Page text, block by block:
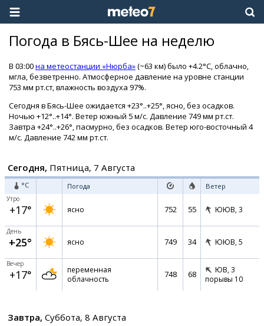
Погода в Бясь-Шее на неделю
В 03:00на метеостанции «Нюрба»(~63 км) было +4.2°C, облачно,
мгла, безветренно. Атмосферное давление на уровне станции
753 мм рт.ст, влажность воздуха 97%.
Сегодня в Бясь-Шее ожидается +23°..+25°, ясно, без осадков.
Ночью +12°..+14°. Ветер южный 5 м/с. Давление 749 мм рт.ст.
Завтра +24°..+26°, пасмурно, без осадков. Ветер юго-восточный 4
м/с. Давление 742 мм рт.ст.
Сегодня, Пятница, 7 Августа
°C Погода Ветер
Утро
+17° ясно 752 55 ЮЮВ, 3
День
+25° ясно 749 34 ЮЮВ, 5
Вечер
+17°
переменная
облачность
748 68 ЮВ, 3
порывы 10
Завтра, Суббота, 8 Августа